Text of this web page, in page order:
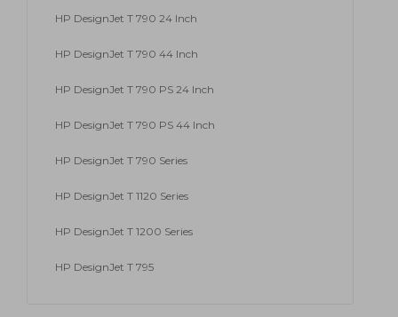
HP DesignJet T 790 24 Inch
HP DesignJet T 790 44 Inch
HP DesignJet T 790 PS 24 Inch
HP DesignJet T 790 PS 44 Inch
HP DesignJet T 790 Series
HP DesignJet T 1120 Series
HP DesignJet T 1200 Series
HP DesignJet T 795